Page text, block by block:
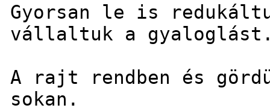
Gyorsan le is
vállaltuk a
A rajt rendben és
sokan.